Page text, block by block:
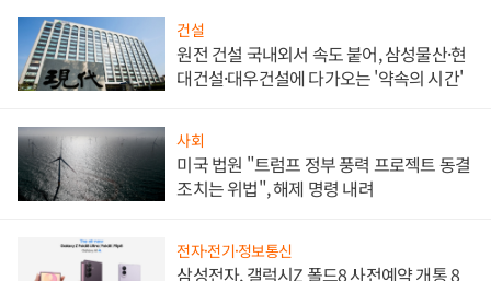
건설
원전 건설 국내외서 속도 붙어, 삼성물산·현
대건설·대우건설에 다가오는 '약속의 시간'
사회
미국 법원 "트럼프 정부 풍력 프로젝트 동결
조치는 위법", 해제 명령 내려
전자·전기·정보통신
삼성전자, 갤럭시Z 폴드8 사전예약 개통 8